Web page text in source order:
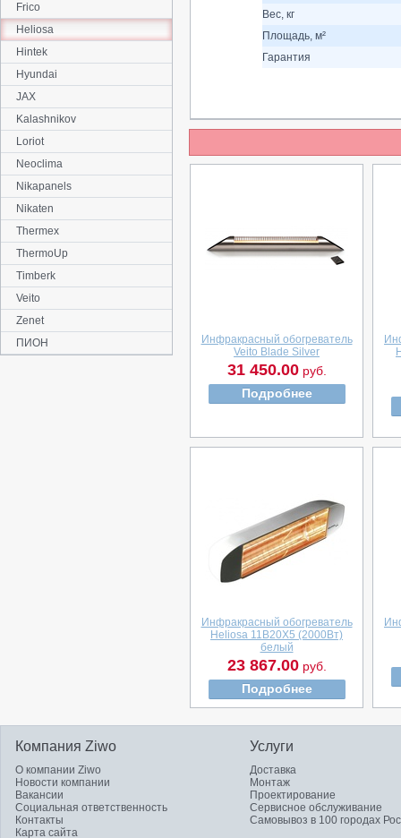
Вес, кг
Площадь, м²
Гарантия
Инфракрасный обогреватель
Veito Blade Silver
31 450.00руб.
Подробнее
Инфракрасный обогреватель
Heliosa 11B20X5 (2000Вт)
белый
23 867.00руб.
Подробнее
Frico
Heliosa
Hintek
Hyundai
JAX
Kalashnikov
Loriot
Neoclima
Nikapanels
Nikaten
Thermex
ThermoUp
Timberk
Veito
Zenet
ПИОН
Компания Ziwo
О компании Ziwo
Новости компании
Вакансии
Социальная ответственность
Контакты
Карта сайта
Услуги
Доставка
Монтаж
Проектирование
Сервисное обслуживание
Самовывоз в 100 городах